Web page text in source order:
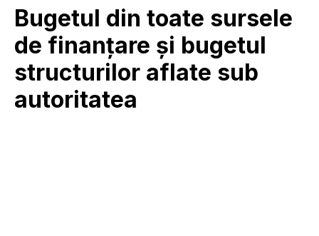
Bugetul din toate sursele
de finanțare și bugetul
structurilor aflate sub
autoritatea